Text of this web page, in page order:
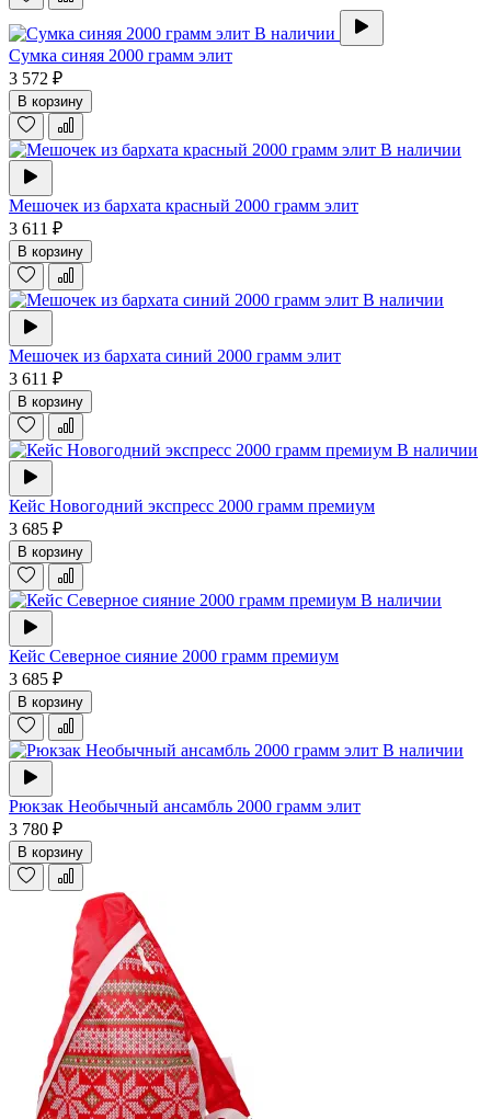
В наличии
Сумка синяя 2000 грамм элит
3 572 ₽
В корзину
В наличии
Мешочек из бархата красный 2000 грамм элит
3 611 ₽
В корзину
В наличии
Мешочек из бархата синий 2000 грамм элит
3 611 ₽
В корзину
В наличии
Кейс Новогодний экспресс 2000 грамм премиум
3 685 ₽
В корзину
В наличии
Кейс Северное сияние 2000 грамм премиум
3 685 ₽
В корзину
В наличии
Рюкзак Необычный ансамбль 2000 грамм элит
3 780 ₽
В корзину